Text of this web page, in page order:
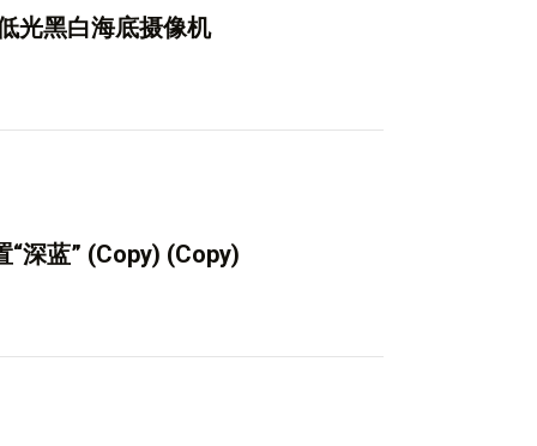
光黑白海底摄像机
深蓝” (Copy) (Copy)